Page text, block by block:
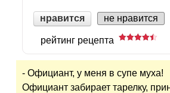
нравится не нравится
рейтинг рецепта
- Официант, у меня в супе муха!
Официант забирает тарелку,